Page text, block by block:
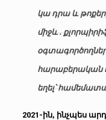
կա դրա և
միջև .
հարաբերական
եղել՝
2021-ին, ինչպես